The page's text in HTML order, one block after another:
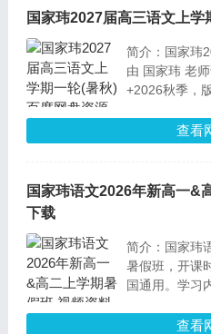
国家玮2027届高三语文上
简介：国家玮
由 国家玮 老
+2026秋季，
定得分。查看
国家玮语文2026年新高一&
下载
简介：国家玮
暑假班，开课
国通用。学习
构。目标：建
查看